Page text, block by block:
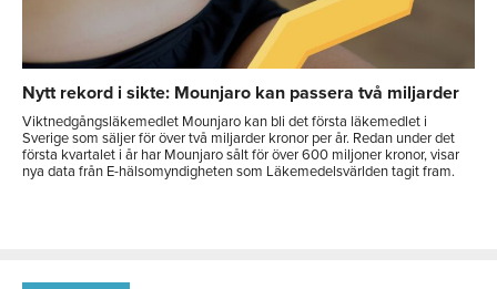
Nytt rekord i sikte: Mounjaro kan passera två miljarder
Viktnedgångsläkemedlet Mounjaro kan bli det första läkemedlet i
Sverige som säljer för över två miljarder kronor per år. Redan under det
första kvartalet i år har Mounjaro sålt för över 600 miljoner kronor, visar
nya data från E-hälsomyndigheten som Läkemedelsvärlden tagit fram.